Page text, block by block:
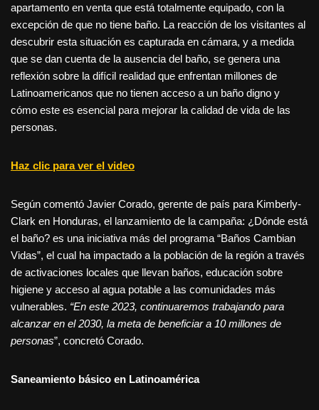
apartamento en venta que está totalmente equipado, con la
excepción de que no tiene baño. La reacción de los visitantes al
descubrir esta situación es capturada en cámara, y a medida
que se dan cuenta de la ausencia del baño, se genera una
reflexión sobre la difícil realidad que enfrentan millones de
Latinoamericanos que no tienen acceso a un baño digno y
cómo este es esencial para mejorar la calidad de vida de las
personas.
Haz clic para ver el video
Según comentó Javier Corado, gerente de país para Kimberly-
Clark en Honduras, el lanzamiento de la campaña: ¿Dónde está
el baño? es una iniciativa más del programa “Baños Cambian
Vidas”, el cual ha impactado a la población de la región a través
de activaciones locales que llevan baños, educación sobre
higiene y acceso al agua potable a las comunidades más
vulnerables. “En este 2023, continuaremos trabajando para
alcanzar en el 2030, la meta de beneficiar a 10 millones de
personas”, concretó Corado.
Saneamiento básico en Latinoamérica